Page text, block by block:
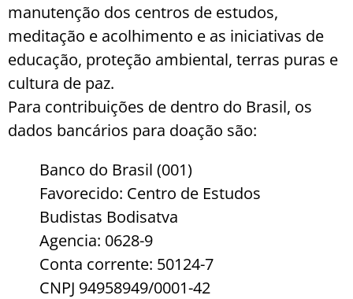
manutenção dos centros de estudos,
meditação e acolhimento e as iniciativas de
educação, proteção ambiental, terras puras e
cultura de paz.
Para contribuições de dentro do Brasil, os
dados bancários para doação são:
Banco do Brasil (001)
Favorecido: Centro de Estudos
Budistas Bodisatva
Agencia: 0628-9
Conta corrente: 50124-7
CNPJ 94958949/0001-42